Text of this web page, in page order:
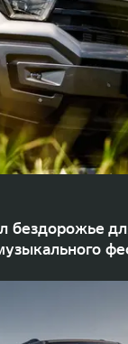
бездорожье